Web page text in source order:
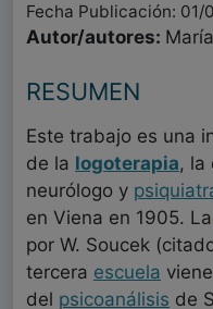
Fecha Publicación: 01/
Autor/autores:
RESUMEN
Este trabajo es una
de la logoterapia, la
neurólogo y
en Viena en 1905. La
por W. Soucek
tercera escuela
del psicoanálisis de